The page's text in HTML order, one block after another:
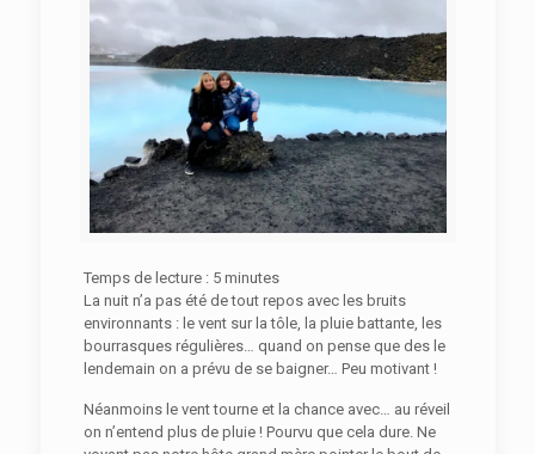
Temps de lecture : 5 minutes
La nuit n’a pas été de tout repos avec les bruits
environnants : le vent sur la tôle, la pluie battante, les
bourrasques régulières… quand on pense que des le
lendemain on a prévu de se baigner… Peu motivant !
Néanmoins le vent tourne et la chance avec… au réveil
on n’entend plus de pluie ! Pourvu que cela dure. Ne